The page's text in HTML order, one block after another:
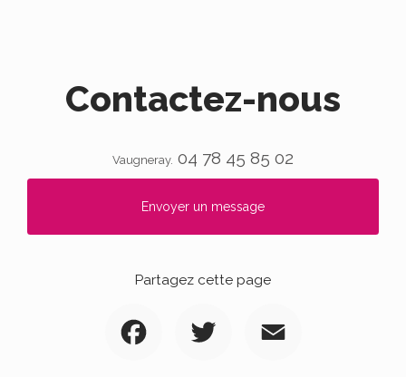
Contactez-nous
Vaugneray. 04 78 45 85 02
Envoyer un message
Partagez cette page